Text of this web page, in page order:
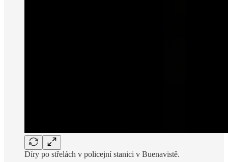
Díry po střelách v policejní stanici v Buenavistě.